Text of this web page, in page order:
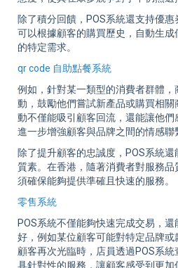
除了積分回饋，POS系統還支持優
可以根據顧客的購買歷史，自動生
的特定需求。
qr code 自助點餐系統
例如，針對某一類型的消費者群體
動，鼓勵他們嘗試新產品或購買相
動不僅能吸引顧客回流，還能讓他們
進一步增強顧客與品牌之間的情感聯
除了提升顧客的忠誠度，POS系統
質素。在香港，隨著消費者對服務
須確保能夠提供準確且快速的服務。
零售系統
POS系統不僅能夠快速完成交易，
好，例如某位顧客可能對特定品牌
顧客再次光臨時，店員透過POS系
具針對性的服務，讓顧客感受到更加